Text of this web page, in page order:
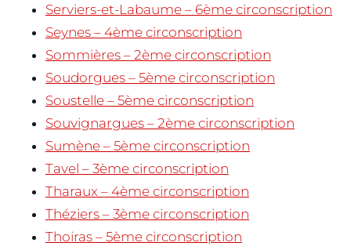
Serviers-et-Labaume – 6ème circonscription
Seynes – 4ème circonscription
Sommières – 2ème circonscription
Soudorgues – 5ème circonscription
Soustelle – 5ème circonscription
Souvignargues – 2ème circonscription
Sumène – 5ème circonscription
Tavel – 3ème circonscription
Tharaux – 4ème circonscription
Théziers – 3ème circonscription
Thoiras – 5ème circonscription